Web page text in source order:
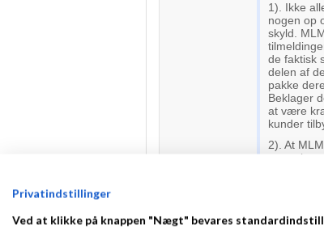
1). Ikke
nogen op
skyld.
de faktisk
delen af
pakke
Beklager
at være
kunder
2). At
været
der er
Privatindstillinger
Ved at klikke på knappen "Nægt" bevares